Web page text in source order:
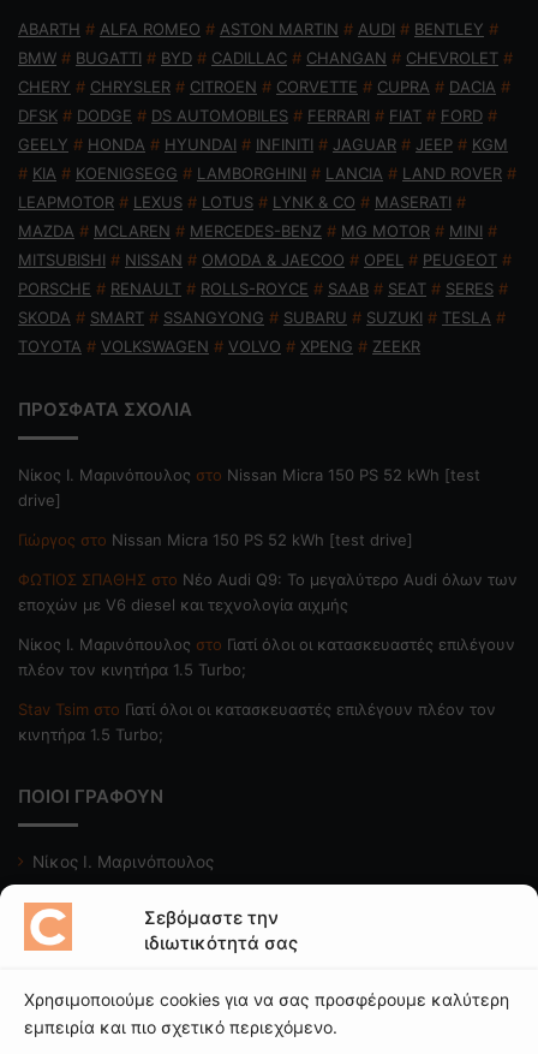
Σεβόμαστε την
ιδιωτικότητά σας
Χρησιμοποιούμε cookies για να σας προσφέρουμε καλύτερη
εμπειρία και πιο σχετικό περιεχόμενο.
ABARTH # ALFA ROMEO # ASTON MARTIN # AUDI # BENTLEY #
BMW # BUGATTI # BYD # CADILLAC # CHANGAN # CHEVROLET #
CHERY # CHRYSLER # CITROEN # CORVETTE # CUPRA # DACIA #
DFSK # DODGE # DS AUTOMOBILES # FERRARI # FIAT # FORD #
GEELY # HONDA # HYUNDAI # INFINITI # JAGUAR # JEEP # KGM
# KIA # KOENIGSEGG # LAMBORGHINI # LANCIA # LAND ROVER #
LEAPMOTOR # LEXUS # LOTUS # LYNK & CO # MASERATI #
MAZDA # MCLAREN # MERCEDES-BENZ # MG MOTOR # MINI #
MITSUBISHI # NISSAN # OMODA & JAECOO # OPEL # PEUGEOT #
PORSCHE # RENAULT # ROLLS-ROYCE # SAAB # SEAT # SERES #
SKODA # SMART # SSANGYONG # SUBARU # SUZUKI # TESLA #
TOYOTA # VOLKSWAGEN # VOLVO # XPENG # ZEEKR
ΠΡΟΣΦΑΤΑ ΣΧΟΛΙΑ
Nίκος Ι. Mαρινόπουλος στο Nissan Micra 150 PS 52 kWh [test
drive]
Γιώργος στο Nissan Micra 150 PS 52 kWh [test drive]
ΦΩΤΙΟΣ ΣΠΑΘΗΣ στο Νέο Audi Q9: Το μεγαλύτερο Audi όλων των
εποχών με V6 diesel και τεχνολογία αιχμής
Nίκος Ι. Mαρινόπουλος στο Γιατί όλοι οι κατασκευαστές επιλέγουν
πλέον τον κινητήρα 1.5 Turbo;
Stav Tsim στο Γιατί όλοι οι κατασκευαστές επιλέγουν πλέον τον
κινητήρα 1.5 Turbo;
ΠΟΙΟΙ ΓΡΑΦΟΥΝ
Νίκος Ι. Μαρινόπουλος
Κώστας Κάκκαβας
Νίκος Βαϊλακάκης
Κώστας Χαλκιαδάκης